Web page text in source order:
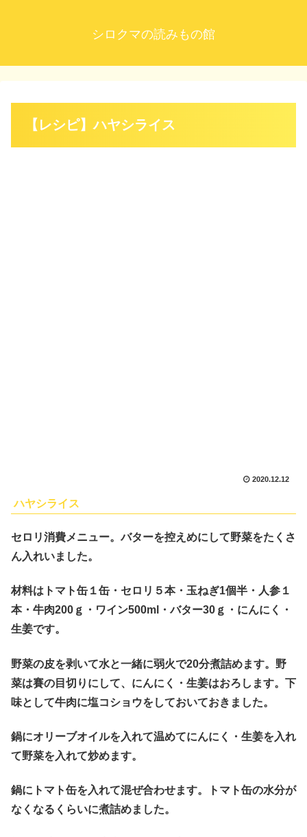
シロクマの読みもの館
【レシピ】ハヤシライス
2020.12.12
ハヤシライス
セロリ消費メニュー。バターを控えめにして野菜をたくさ
ん入れいました。
材料はトマト缶１缶・セロリ５本・玉ねぎ1個半・人参１
本・牛肉200ｇ・ワイン500ml・バター30ｇ・にんにく・
生姜です。
野菜の皮を剥いて水と一緒に弱火で20分煮詰めます。野
菜は賽の目切りにして、にんにく・生姜はおろします。下
味として牛肉に塩コショウをしておいておきました。
鍋にオリーブオイルを入れて温めてにんにく・生姜を入れ
て野菜を入れて炒めます。
鍋にトマト缶を入れて混ぜ合わせます。トマト缶の水分が
なくなるくらいに煮詰めました。